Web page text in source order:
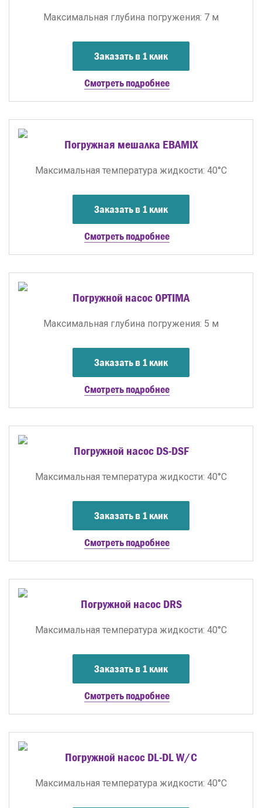
Максимальная глубина погружения: 7 м
Заказать в 1 клик
Смотреть подробнее
Погружная мешалка EBAMIX
Максимальная температура жидкости: 40°C
Заказать в 1 клик
Смотреть подробнее
Погружной насос OPTIMA
Максимальная глубина погружения: 5 м
Заказать в 1 клик
Смотреть подробнее
Погружной насос DS-DSF
Максимальная температура жидкости: 40°C
Заказать в 1 клик
Смотреть подробнее
Погружной насос DRS
Максимальная температура жидкости: 40°C
Заказать в 1 клик
Смотреть подробнее
Погружной насос DL-DL W/C
Максимальная температура жидкости: 40°C